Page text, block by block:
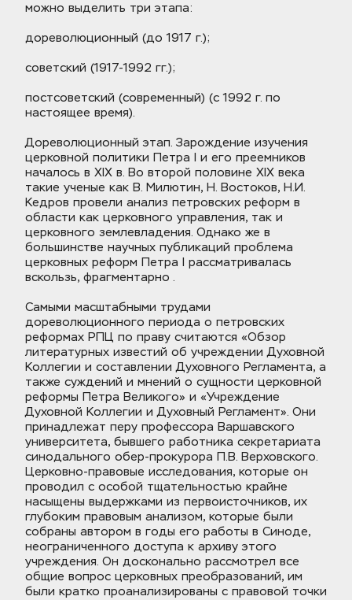
можно выделить три этапа:
дореволюционный (до 1917 г.);
советский (1917-1992 гг.);
постсоветский (современный) (с 1992 г. по
настоящее время).
Дореволюционный этап. Зарождение изучения
церковной политики Петра I и его преемников
началось в XIX в. Во второй половине XIX века
такие ученые как В. Милютин, Н. Востоков, Н.И.
Кедров провели анализ петровских реформ в
области как церковного управления, так и
церковного землевладения. Однако же в
большинстве научных публикаций проблема
церковных реформ Петра I рассматривалась
вскользь, фрагментарно .
Самыми масштабными трудами
дореволюционного периода о петровских
реформах РПЦ по праву считаются «Обзор
литературных известий об учреждении Духовной
Коллегии и составлении Духовного Регламента, а
также суждений и мнений о сущности церковной
реформы Петра Великого» и «Учреждение
Духовной Коллегии и Духовный Регламент». Они
принадлежат перу профессора Варшавского
университета, бывшего работника секретариата
синодального обер-прокурора П.В. Верховского.
Церковно-правовые исследования, которые он
проводил с особой тщательностью крайне
насыщены выдержками из первоисточников, их
глубоким правовым анализом, которые были
собраны автором в годы его работы в Синоде,
неограниченного доступа к архиву этого
учреждения. Он досконально рассмотрел все
общие вопрос церковных преобразований, им
были кратко проанализированы с правовой точки